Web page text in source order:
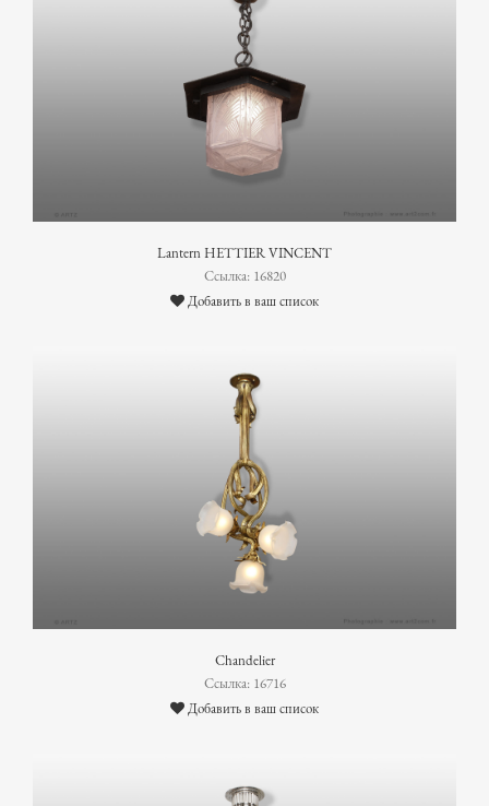
Lantern HETTIER VINCENT
Ссылка: 16820
Добавить в ваш список
Chandelier
Ссылка: 16716
Добавить в ваш список